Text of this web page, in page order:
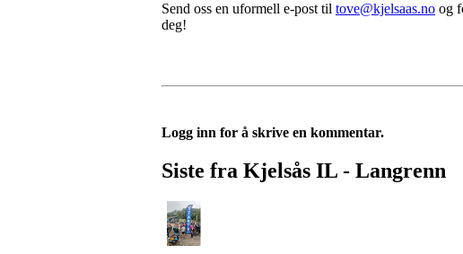
Send oss en uformell e-post til tove@kjelsaas.no og
deg!
Logg inn for å skrive en kommentar.
Siste fra Kjelsås IL - Langrenn